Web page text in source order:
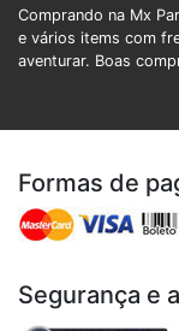
Comprando na Mx
e vários items com
aventurar. Boas
Formas de
Segurança e